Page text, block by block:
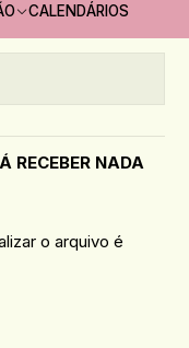
CALENDÁRIOS
RECEBER NADA
o arquivo é